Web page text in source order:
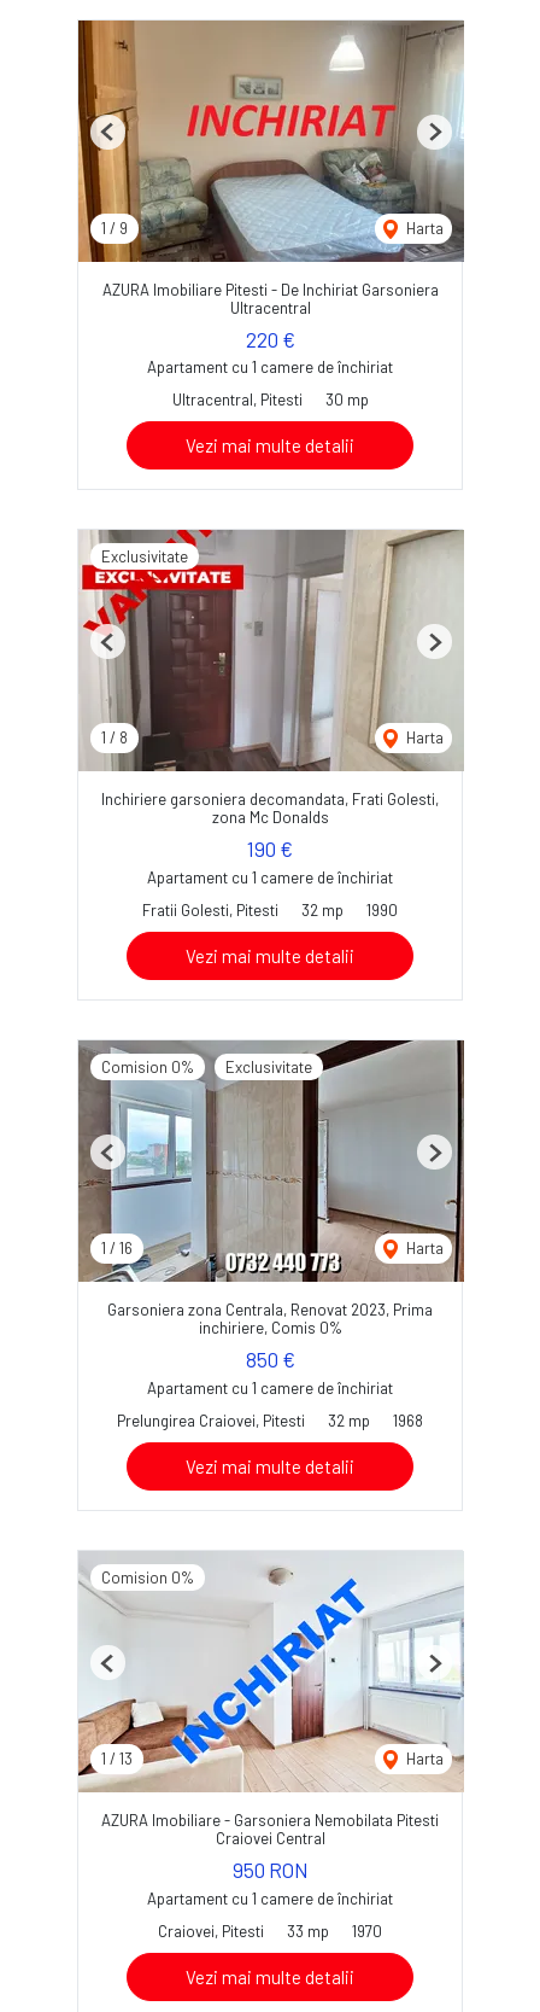
1 / 9 Harta
Previous Next
AZURA Imobiliare Pitesti - De Inchiriat Garsoniera
Ultracentral
220 €
Apartament cu 1 camere de închiriat
Ultracentral, Pitesti
30 mp
Vezi mai multe detalii
Exclusivitate
1 / 8 Harta
Previous Next
Inchiriere garsoniera decomandata, Frati Golesti,
zona Mc Donalds
190 €
Apartament cu 1 camere de închiriat
Fratii Golesti, Pitesti
32 mp 1990
Vezi mai multe detalii
Comision 0% Exclusivitate
1 / 16 Harta
Previous Next
Garsoniera zona Centrala, Renovat 2023, Prima
inchiriere, Comis 0%
850 €
Apartament cu 1 camere de închiriat
Prelungirea Craiovei, Pitesti
32 mp 1968
Vezi mai multe detalii
Comision 0%
1 / 13 Harta
Previous Next
AZURA Imobiliare - Garsoniera Nemobilata Pitesti
Craiovei Central
950 RON
Apartament cu 1 camere de închiriat
Craiovei, Pitesti
33 mp 1970
Vezi mai multe detalii